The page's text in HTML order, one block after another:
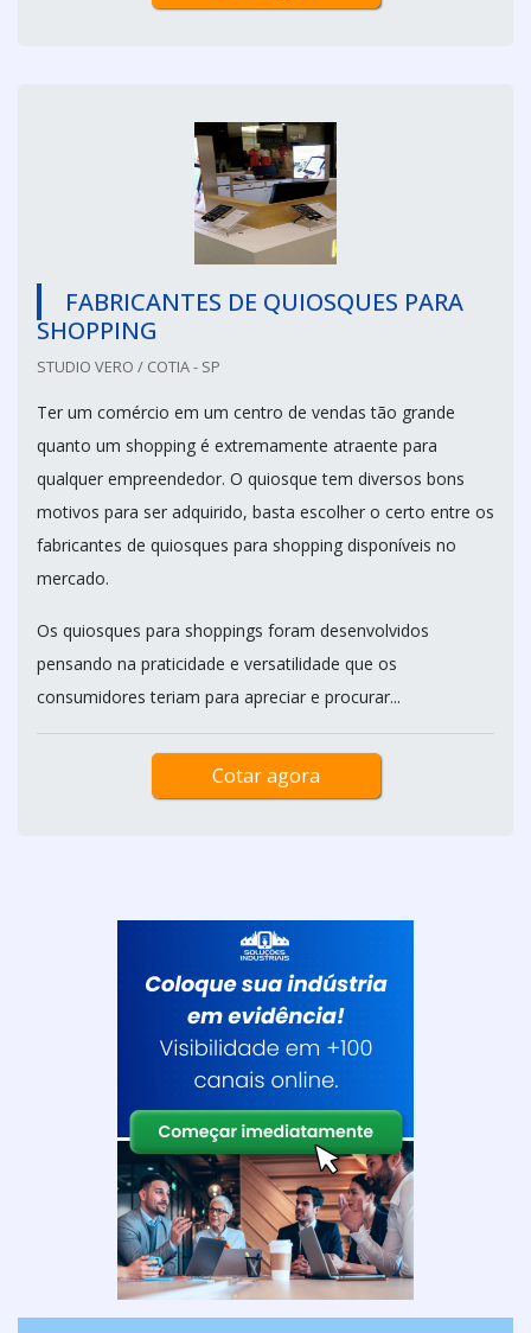
FABRICANTES DE QUIOSQUES PARA
SHOPPING
STUDIO VERO / COTIA - SP
Ter um comércio em um centro de vendas tão grande
quanto um shopping é extremamente atraente para
qualquer empreendedor. O quiosque tem diversos bons
motivos para ser adquirido, basta escolher o certo entre os
fabricantes de quiosques para shopping disponíveis no
mercado.
Os quiosques para shoppings foram desenvolvidos
pensando na praticidade e versatilidade que os
consumidores teriam para apreciar e procurar...
Cotar agora